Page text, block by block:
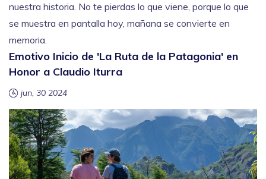
nuestra historia. No te pierdas lo que viene, porque lo que
se muestra en pantalla hoy, mañana se convierte en
memoria.
Emotivo Inicio de 'La Ruta de la Patagonia' en
Honor a Claudio Iturra
jun, 30 2024